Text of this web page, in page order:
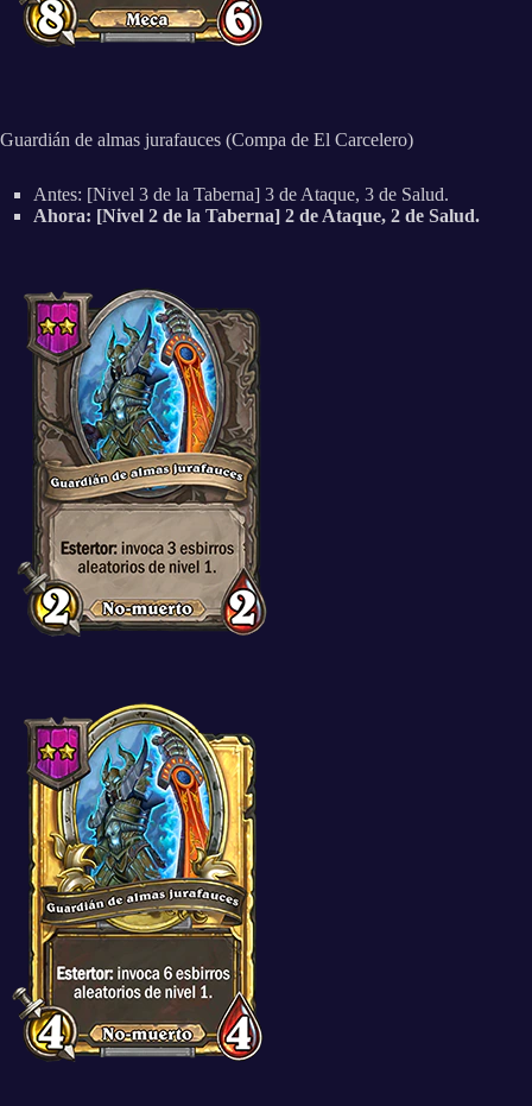
Guardián de almas jurafauces (Compa de El Carcelero)
Antes: [Nivel 3 de la Taberna] 3 de Ataque, 3 de Salud.
Ahora: [Nivel 2 de la Taberna] 2 de Ataque, 2 de Salud.